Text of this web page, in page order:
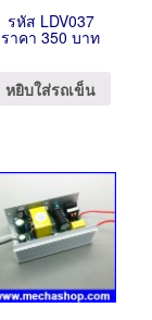
รหัส LDV037
ราคา 350 บาท
หยิบใส่รถเข็น